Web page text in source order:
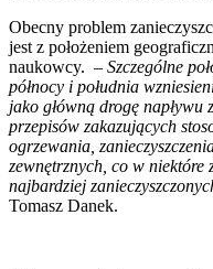
Obecny problem
jest z położeniem
naukowcy. – Szczególne
północy i południa
jako główną drogę napływu
przepisów zakazujących
ogrzewania,
zewnętrznych, co w niektóre
najbardziej
Tomasz Danek.